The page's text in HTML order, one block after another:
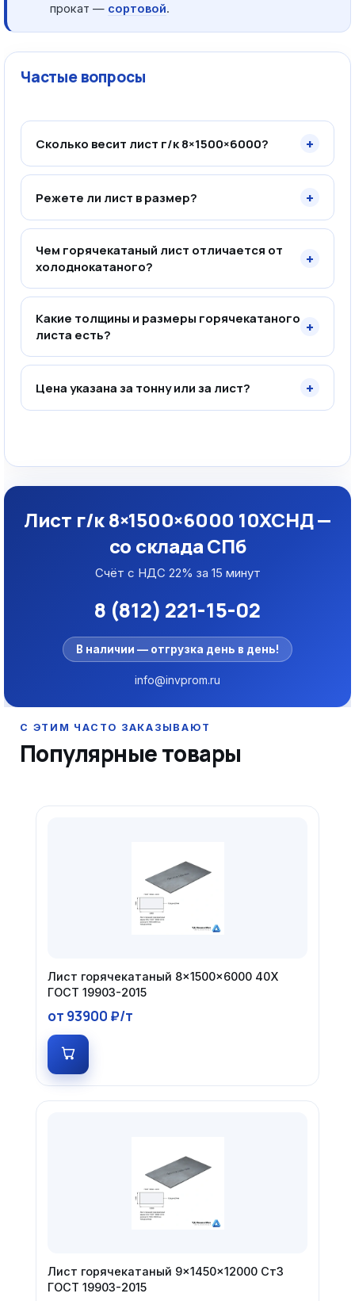
прокат — сортовой.
Частые вопросы
Сколько весит лист г/к 8×1500×6000? +
Режете ли лист в размер? +
Чем горячекатаный лист отличается от
холоднокатаного?
+
Какие толщины и размеры горячекатаного
листа есть?
+
Цена указана за тонну или за лист? +
Лист г/к 8×1500×6000 10ХСНД —
со склада СПб
Счёт с НДС 22% за 15 минут
8 (812) 221-15-02
В наличии — отгрузка день в день!
info@invprom.ru
Популярные товары
Лист горячекатаный 8×1500×6000 40Х
ГОСТ 19903-2015
от 93900 ₽/т
Лист горячекатаный 9×1450×12000 Ст3
ГОСТ 19903-2015